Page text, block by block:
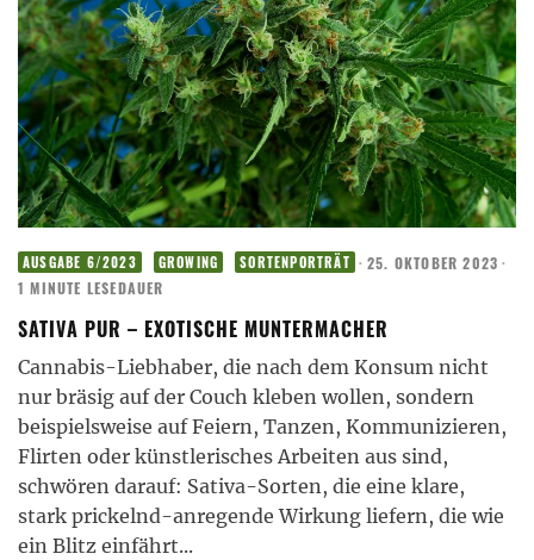
AUSGABE 6/2023 GROWING SORTENPORTRÄT · 25. OKTOBER 2023 ·
1 MINUTE LESEDAUER
SATIVA PUR – EXOTISCHE MUNTERMACHER
Cannabis-Liebhaber, die nach dem Konsum nicht
nur bräsig auf der Couch kleben wollen, sondern
beispielsweise auf Feiern, Tanzen, Kommunizieren,
Flirten oder künstlerisches Arbeiten aus sind,
schwören darauf: Sativa-Sorten, die eine klare,
stark prickelnd-anregende Wirkung liefern, die wie
ein Blitz einfährt...